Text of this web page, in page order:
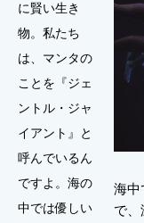
海中
で、
に賢い生き
物。私たち
は、マンタの
ことを『ジェ
ントル・ジャ
イアント』と
呼んでいるん
ですよ。海の
中では優しい